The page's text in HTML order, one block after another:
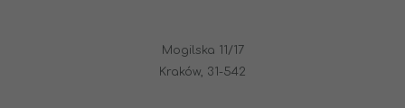
Mogilska 11/17
Kraków, 31-542